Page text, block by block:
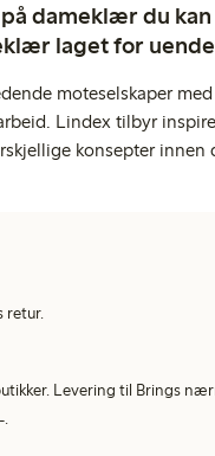
dameklær du
laget for
moteselskaper
Lindex tilbyr
konsepter innen
retur.
Levering til Brings
.